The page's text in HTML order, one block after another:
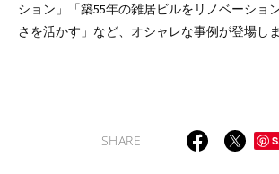
ション」「築55年の雑居ビルをリノベーショ
さを活かす」など、オシャレな事例が登場しま
SHARE